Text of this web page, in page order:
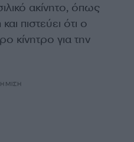
ακίνητο, όπως
πιστεύει ότι ο
κίνητρο για την